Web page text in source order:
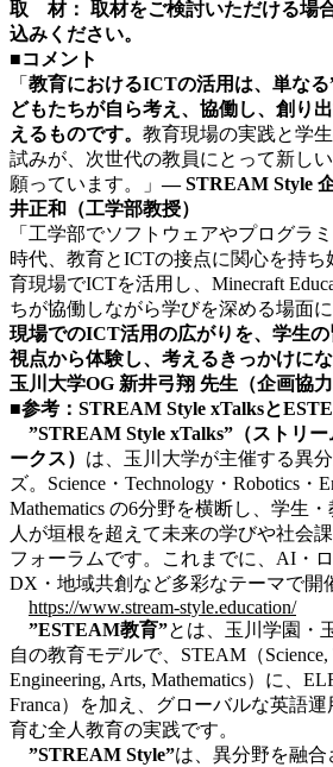
取 材： 取材をご検討いただける場
込みください。
■コメント
「 教育におけるICTの活用は、単な
どもたちが自ら考え、協働し、創り
えるものです。 教育現場の実践と学
試みが、次世代の教員にとって新し
願っています。」—STREAM Style
井正和（工学部教授）
「工学部でソフトウェアやプログラ
時代、教育とICTの接点に関心を持
育現場でICTを活用し、Minecraft
ちが協働しながら学びを深める場面
現場でのICT活用の広がりを、学生
視点から体験し、考えるきっかけにな
玉川大学OG 新井弓翔 先生（企画協力
■参考：STREAM Style xTalksと
”STREAM Style xTalks”（ストリー
ークス） は、玉川大学が主催する異
ズ。Science・Technology・Robotics・
Mathematics の6分野を横断し、学生
人が垣根を超えて未来の学びや社会
フォーラムです。これまでに、AI・
DX・地域共創など多彩なテーマで開
https://www.stream-style.education/
”ESTEAM教育”とは、玉川学園・
自の教育モデルで、STEAM（Science,
Engineering, Arts, Mathematics）に、
Franca）を加え、グローバルな英語
育む全人教育の実践です。
”STREAM Style”は、異分野を融